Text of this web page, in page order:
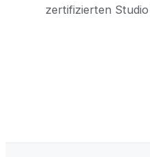
zertifizierten